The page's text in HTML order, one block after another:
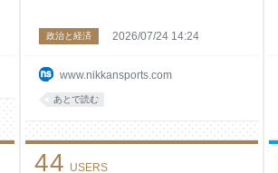
www.nikkansports.com
政治と経済 2026/07/24 14:24
あとで読む
44 USERS